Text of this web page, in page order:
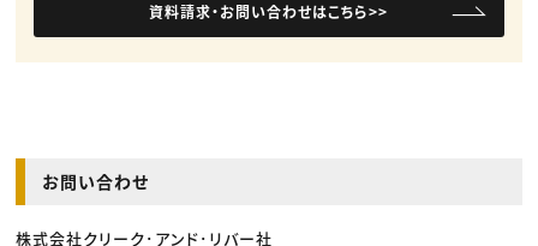
資料請求・お問い合わせはこちら>>
お問い合わせ
株式会社クリーク･アンド･リバー社